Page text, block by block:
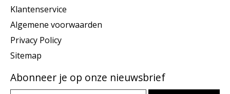
Klantenservice
Algemene voorwaarden
Privacy Policy
Sitemap
Abonneer je op onze nieuwsbrief